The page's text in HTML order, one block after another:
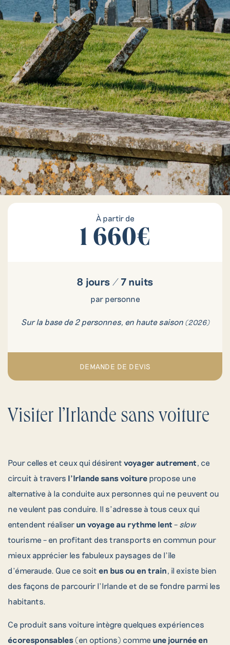
Visiter l’Irlande sans voiture
Pour celles et ceux qui désirent voyager autrement, ce
circuit à travers l’Irlande sans voiture propose une
alternative à la conduite aux personnes qui ne peuvent ou
ne veulent pas conduire. Il s’adresse à tous ceux qui
entendent réaliser un voyage au rythme lent – slow
tourisme – en profitant des transports en commun pour
mieux apprécier les fabuleux paysages de l’île
d’émeraude. Que ce soit en bus ou en train, il existe bien
des façons de parcourir l’Irlande et de se fondre parmi les
habitants.
Ce produit sans voiture intègre quelques expériences
écoresponsables (en options) comme une journée en
À partir de
1 660€
8 jours / 7 nuits
par personne
Sur la base de 2 personnes, en haute saison (2026)
DEMANDE DE DEVIS